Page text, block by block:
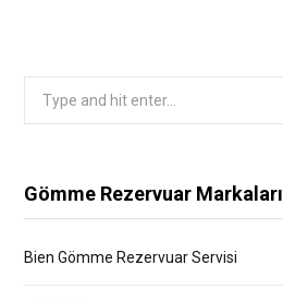
Gömme Rezervuar Markaları
Bien Gömme Rezervuar Servisi